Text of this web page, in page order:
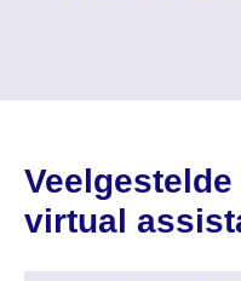
virtual